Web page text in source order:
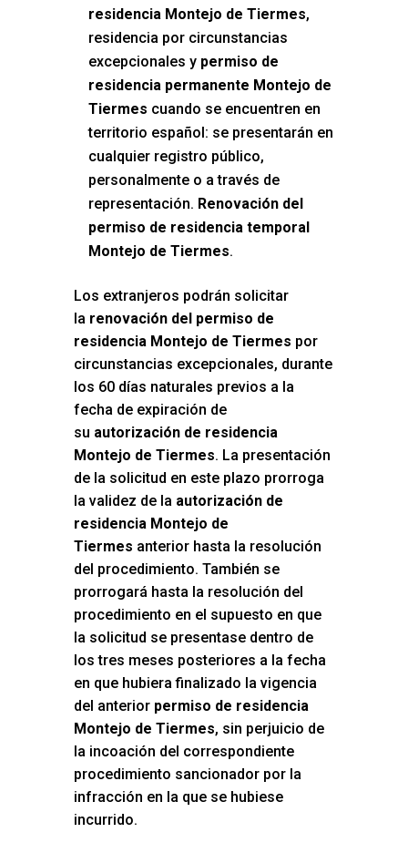
residencia Montejo de Tiermes,
residencia por circunstancias
excepcionales y permiso de
residencia permanente Montejo de
Tiermes cuando se encuentren en
territorio español: se presentarán en
cualquier registro público,
personalmente o a través de
representación. Renovación del
permiso de residencia temporal
Montejo de Tiermes.
Los extranjeros podrán solicitar
la renovación del permiso de
residencia Montejo de Tiermes por
circunstancias excepcionales, durante
los 60 días naturales previos a la
fecha de expiración de
su autorización de residencia
Montejo de Tiermes. La presentación
de la solicitud en este plazo prorroga
la validez de la autorización de
residencia Montejo de
Tiermes anterior hasta la resolución
del procedimiento. También se
prorrogará hasta la resolución del
procedimiento en el supuesto en que
la solicitud se presentase dentro de
los tres meses posteriores a la fecha
en que hubiera finalizado la vigencia
del anterior permiso de residencia
Montejo de Tiermes, sin perjuicio de
la incoación del correspondiente
procedimiento sancionador por la
infracción en la que se hubiese
incurrido.